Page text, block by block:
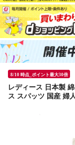
8/10 時点_ポイント最大30倍
レディース 日本製
ス スパッツ 国産 婦